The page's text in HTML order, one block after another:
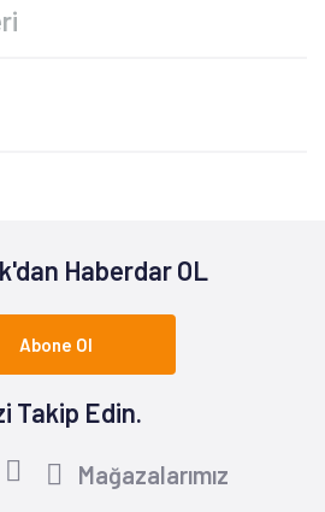
Haberdar OL
Abone Ol
Takip Edin.
Mağazalarımız